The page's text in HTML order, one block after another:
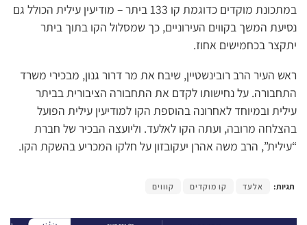
במתכונת מוקדים כדוגמת קו 133 ביתר – מודיעין עילית הכולל גם
נסיעת המשך בקווים העירוניים, כך שמסלול הקו בתוך ביתר
יתקצר בכחמישים אחוז.
ראש העיר הרב רובינשטיין, שיבח את מר דרור גנון, מבכירי משרד
התחבורה. על נחישותו לקדם את התחבורה הציבורית בביתר
עילית ובמיוחד לאחרונה בהוספת הקו למודיעין עילית הפועל
בהצלחה מרובה, ועתה הקו לאלעד. וליועצה הבכיר של חברת
“עילית”, הרב משה אהרן יעקובזון על חלקו המכריע בהשקת הקו.
תגיות: אלעד קו מוקדים קוווים